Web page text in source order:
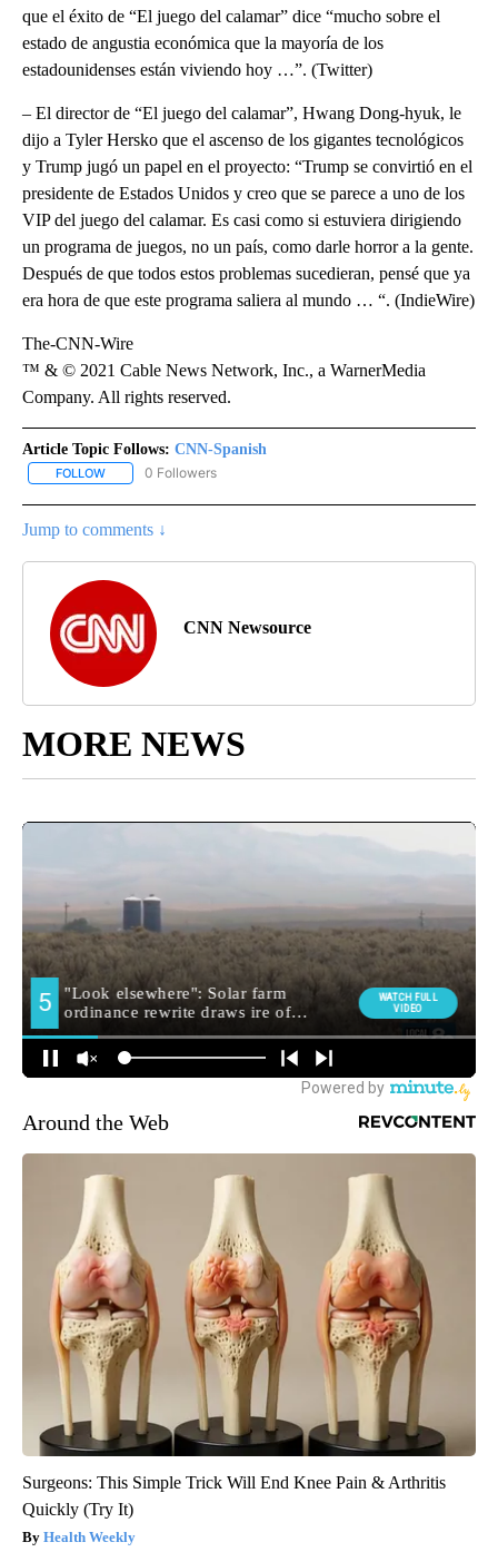
que el éxito de “El juego del calamar” dice “mucho sobre el
estado de angustia económica que la mayoría de los
estadounidenses están viviendo hoy …”. (Twitter)
– El director de “El juego del calamar”, Hwang Dong-hyuk, le
dijo a Tyler Hersko que el ascenso de los gigantes tecnológicos
y Trump jugó un papel en el proyecto: “Trump se convirtió en el
presidente de Estados Unidos y creo que se parece a uno de los
VIP del juego del calamar. Es casi como si estuviera dirigiendo
un programa de juegos, no un país, como darle horror a la gente.
Después de que todos estos problemas sucedieran, pensé que ya
era hora de que este programa saliera al mundo … “. (IndieWire)
The-CNN-Wire
™ & © 2021 Cable News Network, Inc., a WarnerMedia
Company. All rights reserved.
Article Topic Follows: CNN-Spanish
FOLLOW FOLLOW "CNN-SPANISH" TO RECEIVE NOTIFICATIONS ABOUT
0 Followers
Jump to comments ↓
CNN Newsource
MORE NEWS
Around the Web
Surgeons: This Simple Trick Will End Knee Pain & Arthritis
Quickly (Try It)
Health Weekly